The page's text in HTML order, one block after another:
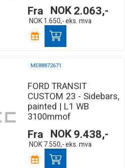
Fra NOK2.063,-
NOK 1.650,-eks. mva
ME88872671
FORD TRANSIT
CUSTOM 23 - Sidebars,
painted | L1 WB
3100mmof
Fra NOK9.438,-
NOK 7.550,-eks. mva